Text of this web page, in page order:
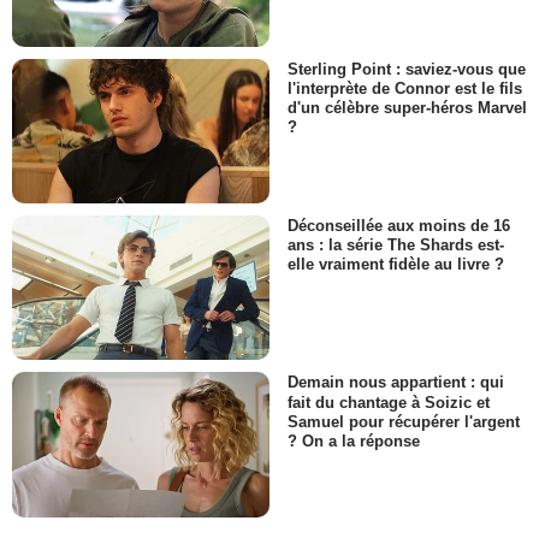
Sterling Point : saviez-vous que
l'interprète de Connor est le fils
d'un célèbre super-héros Marvel
?
Déconseillée aux moins de 16
ans : la série The Shards est-
elle vraiment fidèle au livre ?
Demain nous appartient : qui
fait du chantage à Soizic et
Samuel pour récupérer l'argent
? On a la réponse